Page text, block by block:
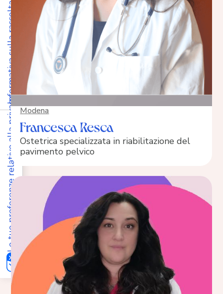
Modena
Francesca Resca
Ostetrica specializzata in riabilitazione del
pavimento pelvico
Le tue preferenze relative alla privacy
Informativa sulla raccolta